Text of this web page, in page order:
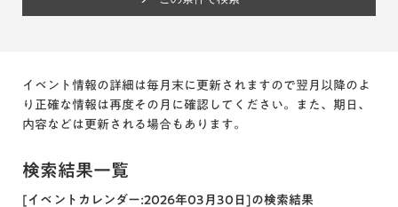
イベント情報の詳細は毎月末に更新されますので翌月以降のよ
り正確な情報は再度その月に確認してください。また、期日、
内容などは更新される場合もあります。
検索結果一覧
[イベントカレンダー:2026年03月30日]の検索結果